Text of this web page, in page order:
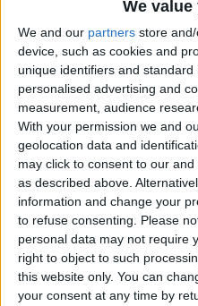
We
We and our partners store
device, such as cookies and
unique identifiers and
personalised advertising and
measurement, audience
With your permission we and
geolocation data and
may click to consent to our
as described above.
information and change your
to refuse consenting. Please
personal data may not require
right to object to such
this website only. You can
your consent at any time by